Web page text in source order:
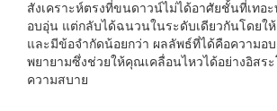
สังเคราะห์ตรงที่ขนดาวน์ไม่ได้อาศัยชั้นที่เทอะ
อบอุ่น แต่กลับได้ฉนวนในระดับเดียวกันโดยให้
และมีข้อจำกัดน้อยกว่า ผลลัพธ์ที่ได้คือความอ
พยายามซึ่งช่วยให้คุณเคลื่อนไหวได้อย่างอิสร
ความสบาย